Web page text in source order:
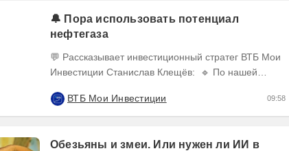
🔔 Пора использовать потенциал
нефтегаза
💬 Рассказывает инвестиционный стратег ВТБ Мои
Инвестиции Станислав Клещёв: 🔹 По нашей
сектора в...
ВТБ Мои Инвестиции 09:58
Обезьяны и змеи. Или нужен ли ИИ в